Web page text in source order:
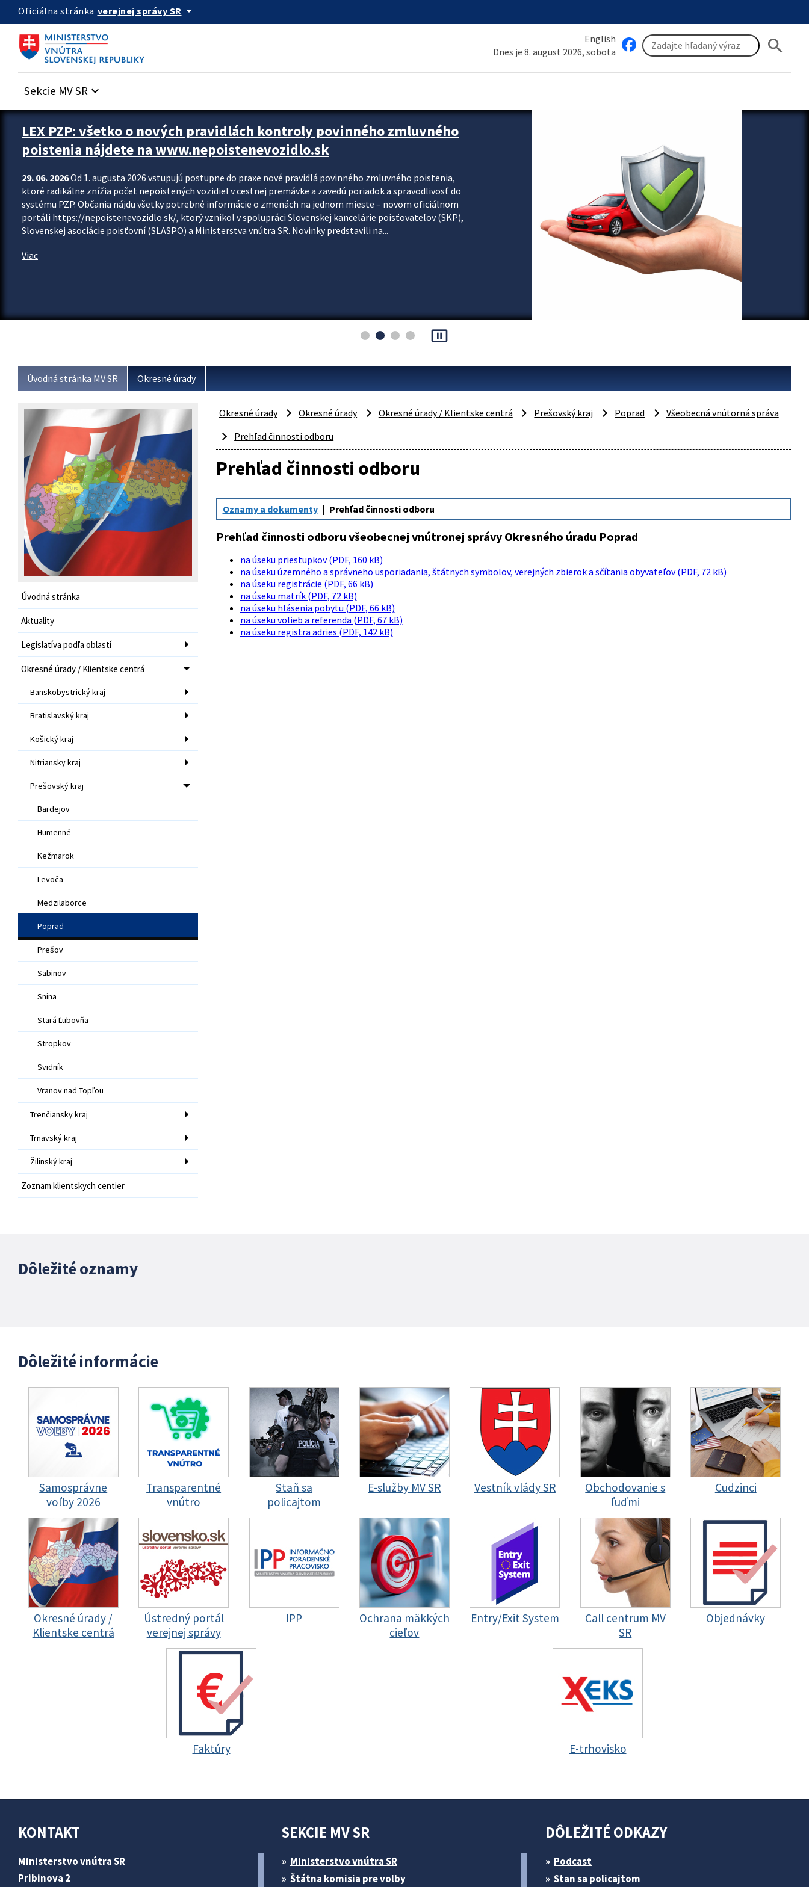
Preskocit na hlavný obsah
Oficiálna stránka verejnej správy SR arrow_drop_down
English
Dnes je 8. august 2026, sobota
search
Sekcie MV SR keyboard_arrow_down
Zastavit automatický posun upútavok
LEX PZP: všetko o nových pravidlách kontroly povinného zmluvného
poistenia nájdete na www.nepoistenevozidlo.sk
29. 06. 2026Od 1. augusta 2026 vstupujú postupne do praxe nové pravidlá povinného zmluvného poistenia,
ktoré radikálne znížia počet nepoistených vozidiel v cestnej premávke a zavedú poriadok a spravodlivosť do
systému PZP. Občania nájdu všetky potrebné informácie o zmenách na jednom mieste – novom oficiálnom
portáli https://nepoistenevozidlo.sk/, ktorý vznikol v spolupráci Slovenskej kancelárie poisťovateľov (SKP),
Slovenskej asociácie poisťovní (SLASPO) a Ministerstva vnútra SR. Novinky predstavili na...
Viac
pause_presentation
Úvodná stránka MV SR Okresné úrady
Úvodná stránka
Aktuality
Legislatíva podľa oblastí
Okresné úrady / Klientske centrá
Banskobystrický kraj
Bratislavský kraj
Košický kraj
Nitriansky kraj
Prešovský kraj
Bardejov
Humenné
Kežmarok
Levoča
Medzilaborce
Poprad
Prešov
Sabinov
Snina
Stará Ľubovňa
Stropkov
Svidník
Vranov nad Topľou
Trenčiansky kraj
Trnavský kraj
Žilinský kraj
Zoznam klientskych centier
Okresné úrady Okresné úrady Okresné úrady / Klientske centrá Prešovský kraj Poprad
Všeobecná vnútorná správa
Prehľad činnosti odboru
Prehľad činnosti odboru
Oznamy a dokumenty Prehľad činnosti odboru
Prehľad činnosti odboru všeobecnej vnútronej správy Okresného úradu Poprad
na úseku priestupkov (PDF, 160 kB)
na úseku územného a správneho usporiadania, štátnych symbolov, verejných zbierok a sčítania obyvateľov (PDF, 72 kB)
na úseku registrácie (PDF, 66 kB)
na úseku matrík (PDF, 72 kB)
na úseku hlásenia pobytu (PDF, 66 kB)
na úseku volieb a referenda (PDF, 67 kB)
na úseku registra adries (PDF, 142 kB)
Dôležité oznamy
Dôležité informácie
Samosprávne
voľby 2026
Transparentné
vnútro
Staň sa
policajtom
E-služby MV SR Vestník vlády SR
Obchodovanie s
ľuďmi
Cudzinci
Okresné úrady /
Klientske centrá
Ústredný portál
verejnej správy
IPP
Ochrana mäkkých
cieľov
Entry/Exit System
Call centrum MV
SR
Objednávky
Faktúry E-trhovisko
KONTAKT
Ministerstvo vnútra SR
Pribinova 2
SEKCIE MV SR
Ministerstvo vnútra SR
Štátna komisia pre volby
DÔLEŽITÉ ODKAZY
Podcast
Stan sa policajtom